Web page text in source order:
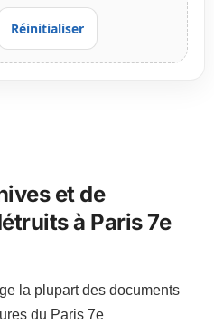
Réinitialiser
et de
à Paris 7e
la plupart des documents
du Paris 7e